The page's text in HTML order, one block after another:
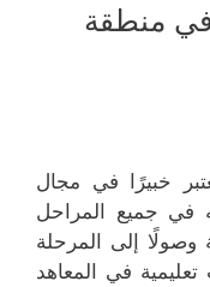
في منطقة
خبيرًا في مجال
في جميع المراحل
وصولًا إلى المرحلة
تعليمية في المعاهد